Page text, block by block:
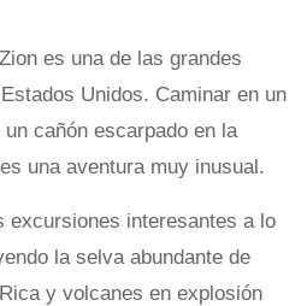
es una de las grandes
Unidos. Caminar en un
cañón escarpado en la
una aventura muy inusual.
excursiones interesantes a lo
la selva abundante de
y volcanes en explosión